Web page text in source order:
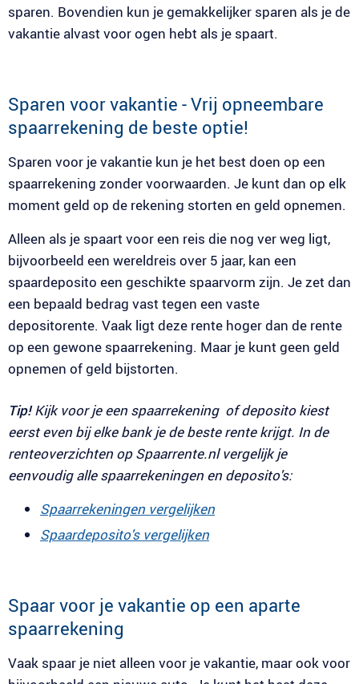
sparen. Bovendien kun je gemakkelijker sparen als je de
vakantie alvast voor ogen hebt als je spaart.
Sparen voor vakantie - Vrij opneembare
spaarrekening de beste optie!
Sparen voor je vakantie kun je het best doen op een
spaarrekening zonder voorwaarden. Je kunt dan op elk
moment geld op de rekening storten en geld opnemen.
Alleen als je spaart voor een reis die nog ver weg ligt,
bijvoorbeeld een wereldreis over 5 jaar, kan een
spaardeposito een geschikte spaarvorm zijn. Je zet dan
een bepaald bedrag vast tegen een vaste
depositorente. Vaak ligt deze rente hoger dan de rente
op een gewone spaarrekening. Maar je kunt geen geld
opnemen of geld bijstorten.
Tip!Kijk voor je een spaarrekening of deposito kiest
eerst even bij elke bank je de beste rente krijgt. In de
renteoverzichten op Spaarrente.nl vergelijk je
eenvoudig alle spaarrekeningen en deposito's:
Spaarrekeningen vergelijken
Spaardeposito's vergelijken
Spaar voor je vakantie op een aparte
spaarrekening
Vaak spaar je niet alleen voor je vakantie, maar ook voor